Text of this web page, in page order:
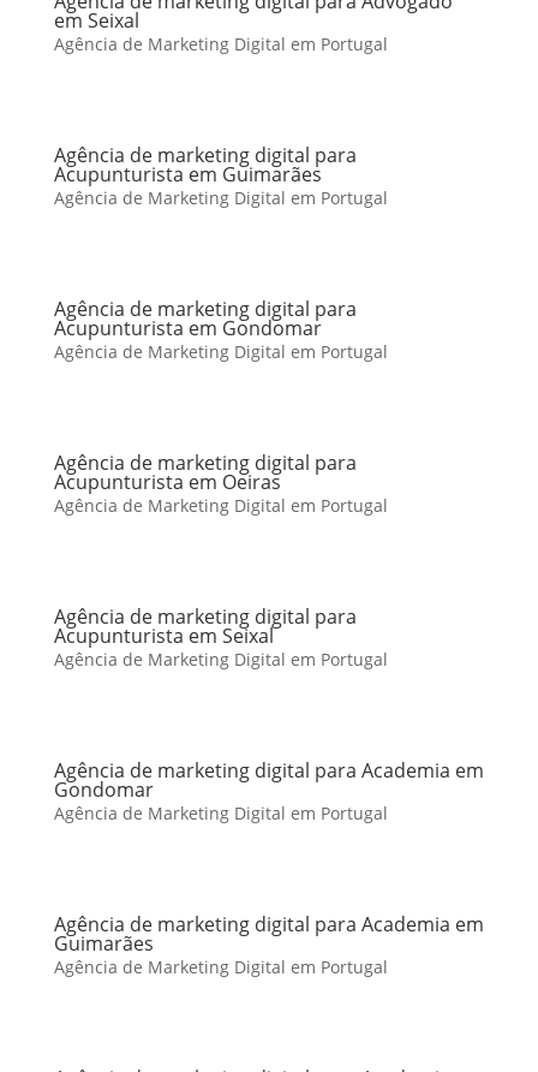
em Seixal
Agência de Marketing Digital em Portugal
Agência de marketing digital para
Acupunturista em Guimarães
Agência de Marketing Digital em Portugal
Agência de marketing digital para
Acupunturista em Gondomar
Agência de Marketing Digital em Portugal
Agência de marketing digital para
Acupunturista em Oeiras
Agência de Marketing Digital em Portugal
Agência de marketing digital para
Acupunturista em Seixal
Agência de Marketing Digital em Portugal
Agência de marketing digital para Academia em
Gondomar
Agência de Marketing Digital em Portugal
Agência de marketing digital para Academia em
Guimarães
Agência de Marketing Digital em Portugal